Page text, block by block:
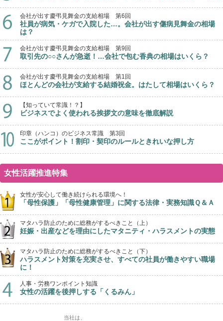
会社が出す慶弔見舞金の支給相場 第6回
社員が病気・ケガで入院した…。会社が出す傷病見舞金の相場
は？
会社が出す慶弔見舞金の支給相場 第9回
取引先の○○さんが急逝！…会社で包む香典の相場はいくら？
会社が出す慶弔見舞金の支給相場 第1回
ほとんどの会社が支給する結婚祝金。はたして相場はいくら？
【知っていて常識！？】
ビジネスでよく使われる挨拶文の意味を徹底解説
印章（ハンコ）のビジネス常識 第3回
ここがポイント！割印・契印のルールときれいな押し方
女性活躍推進特集
女性が安心して働き続けられる環境へ！
「母性保護」「母性健康管理」に関する法律・実務知識Ｑ＆Ａ
マタハラ防止のために総務がするべきこと（上）
妊娠・出産などを理由にしたマタニティ・ハラスメントの実態
マタハラ防止のために総務がするべきこと（下）
ハラスメント対策を充実させ、すべての社員が働きやすい職場
に！
人事・労務ワンポイント知識
女性の活躍を後押しする「くるみん」
当社は、